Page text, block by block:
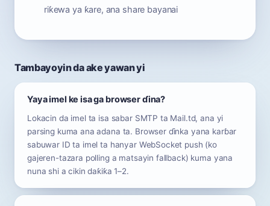
riƙewa ya ƙare, ana share bayanai
Tambayoyin da ake yawan yi
Yaya imel ke isa ga browser ɗina?
Lokacin da imel ta isa sabar SMTP ta Mail.td, ana yi
parsing kuma ana adana ta. Browser ɗinka yana karɓar
sabuwar ID ta imel ta hanyar WebSocket push (ko
gajeren-tazara polling a matsayin fallback) kuma yana
nuna shi a cikin daƙiƙa 1–2.